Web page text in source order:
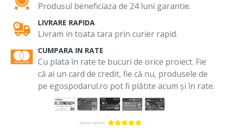
Produsul beneficiaza de 24 luni garantie.
LIVRARE RAPIDA
Livram in toata tara prin curier rapid.
CUMPARA IN RATE
Cu plata în rate te bucuri de orice proiect. Fie
că ai un card de credit, fie că nu, produsele de
pe egospodarul.ro pot fi plătite acum și în rate.